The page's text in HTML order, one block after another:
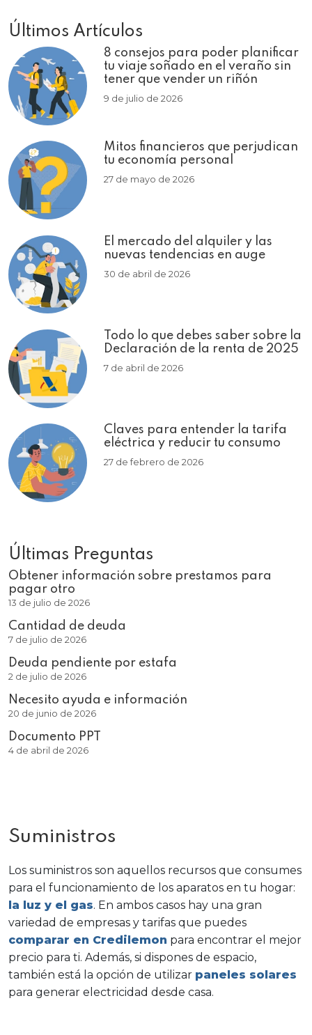
Últimos Artículos
8 consejos para poder planificar
tu viaje soñado en el veraño sin
tener que vender un riñón
9 de julio de 2026
Mitos financieros que perjudican
tu economía personal
27 de mayo de 2026
El mercado del alquiler y las
nuevas tendencias en auge
30 de abril de 2026
Todo lo que debes saber sobre la
Declaración de la renta de 2025
7 de abril de 2026
Claves para entender la tarifa
eléctrica y reducir tu consumo
27 de febrero de 2026
Últimas Preguntas
Obtener información sobre prestamos para
pagar otro
13 de julio de 2026
Cantidad de deuda
7 de julio de 2026
Deuda pendiente por estafa
2 de julio de 2026
Necesito ayuda e información
20 de junio de 2026
Documento PPT
4 de abril de 2026
Suministros
Los suministros son aquellos recursos que consumes
para el funcionamiento de los aparatos en tu hogar:
la luz y el gas. En ambos casos hay una gran
variedad de empresas y tarifas que puedes
comparar en Credilemon para encontrar el mejor
precio para ti. Además, si dispones de espacio,
también está la opción de utilizar paneles solares
para generar electricidad desde casa.